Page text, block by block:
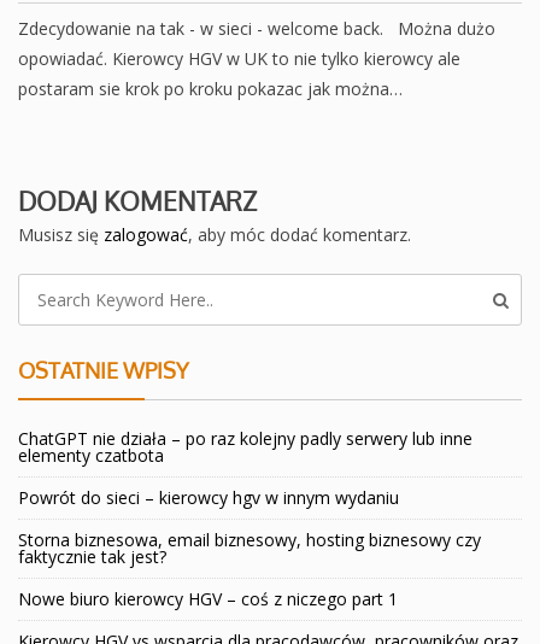
Zdecydowanie na tak - w sieci - welcome back. Można dużo
opowiadać. Kierowcy HGV w UK to nie tylko kierowcy ale
postaram sie krok po kroku pokazac jak można…
DODAJ KOMENTARZ
Musisz się zalogować, aby móc dodać komentarz.
OSTATNIE WPISY
ChatGPT nie działa – po raz kolejny padly serwery lub inne
elementy czatbota
Powrót do sieci – kierowcy hgv w innym wydaniu
Storna biznesowa, email biznesowy, hosting biznesowy czy
faktycznie tak jest?
Nowe biuro kierowcy HGV – coś z niczego part 1